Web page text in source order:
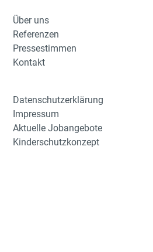
Über uns
Referenzen
Pressestimmen
Kontakt
Datenschutzerklärung
Impressum
Aktuelle Jobangebote
Kinderschutzkonzept